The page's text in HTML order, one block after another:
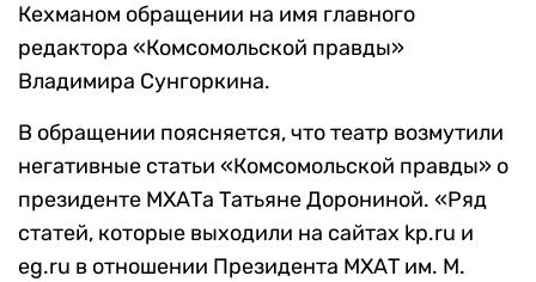
Кехманом обращении на имя главного
редактора «Комсомольской правды»
Владимира Сунгоркина.
В обращении поясняется, что театр возмутили
негативные статьи «Комсомольской правды» о
президенте МХАТа Татьяне Дорониной. «Ряд
статей, которые выходили на сайтах kp.ru и
eg.ru в отношении Президента МХАТ им. М.